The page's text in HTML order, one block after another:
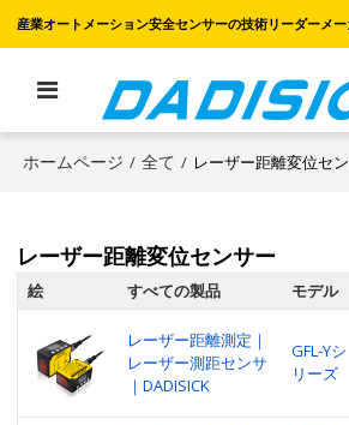
産業オートメーション安全センサーの技術リーダーメ
ホームページ / 全て / レーザー距離変位セ
レーザー距離変位センサー
絵 すべての製品 モデル
レーザー距離測定｜
レーザー測距センサ
｜DADISICK
GFL-Yシ
リーズ